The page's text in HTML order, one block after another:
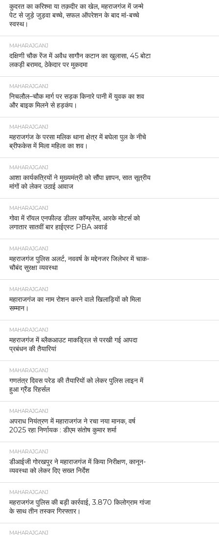
कुदरत का करिश्मा या तक़दीर का खेल, महराजगंज में जन्मे
पेट से जुड़े जुड़वा बच्चे, सफल ऑपरेशन के बाद मां-बच्चे
स्वस्थ।
MAHARAJGANJ
दक्षिणी चौक रेंज में अवैध सागौन कटान का खुलासा, 45 बोटा
लकड़ी बरामद, ठेकेदार पर मुकदमा
MAHARAJGANJ
निचलौल–चौक मार्ग पर सड़क किनारे पानी में युवक का शव
और बाइक मिलने से हड़कंप।
MAHARAJGANJ
महराजगंज के परसा मलिक थाना क्षेत्र में बघेला पुल के नीचे
ब्रीफकेस में मिला महिला का शव।
MAHARAJGANJ
आशा कार्यकत्रियों ने मुख्यमंत्री को सौंपा ज्ञापन, सात सूत्रीय
मांगों को लेकर उठाई आवाज
MAHARAJGANJ
गोवा में रॉयल एनफील्ड डीलर कॉन्फ्रेंस, आरके मोटर्स को
लगातार सातवीं बार हाईएस्ट PBA अवार्ड
MAHARAJGANJ
महराजगंज पुलिस अलर्ट, नववर्ष के मद्देनजर जिलेभर में चाक-
चौबंद सुरक्षा व्यवस्था
MAHARAJGANJ
महाराजगंज का नाम रोशन करने वाले खिलाड़ियों को मिला
सम्मान।
MAHARAJGANJ
महराजगंज में ब्लैकआउट माकड्रिल से परखी गई आपदा
प्रबंधन की तैयारियां
MAHARAJGANJ
गणतंत्र दिवस परेड की तैयारियों को लेकर पुलिस लाइन में
हुआ ग्रैंड रिहर्सल
MAHARAJGANJ
अपराध नियंत्रण में महाराजगंज ने रचा नया मानक, वर्ष
2025 रहा निर्णायक : डीएम संतोष कुमार शर्मा
MAHARAJGANJ
डीआईजी गोरखपुर ने महाराजगंज में किया निरीक्षण, कानून-
व्यवस्था को लेकर दिए सख्त निर्देश
MAHARAJGANJ
महराजगंज पुलिस की बड़ी कार्रवाई, 3.870 किलोग्राम गांजा
के साथ तीन तस्कर गिरफ्तार।
MAHARAJGANJ